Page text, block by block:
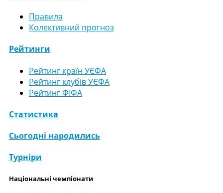
Правила
Колективний прогноз
Рейтинги
Рейтинг країн УЄФА
Рейтинг клубів УЄФА
Рейтинг ФІФА
Статистика
Сьогодні народились
Турніри
Національні чемпіонати